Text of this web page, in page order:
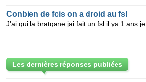
Conbien de fois on a droid au fsl
Les dernières réponses publiées